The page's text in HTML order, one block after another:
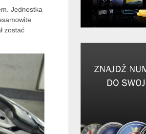
Jednostka
zostać